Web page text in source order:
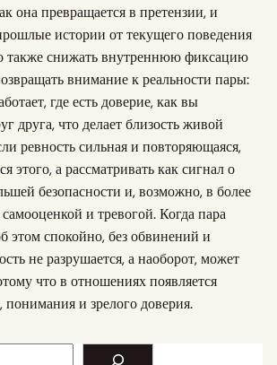
она превращается в претензии, и
истории от текущего поведения
также снижать внутреннюю фиксацию
внимание к реальности пары:
где есть доверие, как вы
друга, что делает близость живой
ревность сильная и повторяющаяся,
этого, а рассматривать как сигнал о
безопасности и, возможно, в более
и тревогой. Когда пара
этом спокойно, без обвинений и
не разрушается, а наоборот, может
что в отношениях появляется
понимания и зрелого доверия.